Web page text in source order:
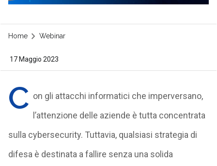
Home Webinar
17 Maggio 2023
C on gli attacchi informatici che imperversano,
l’attenzione delle aziende ètutta concentrata
sulla cybersecurity. Tuttavia, qualsiasi strategia di
difesa è destinata a fallire senza una solida